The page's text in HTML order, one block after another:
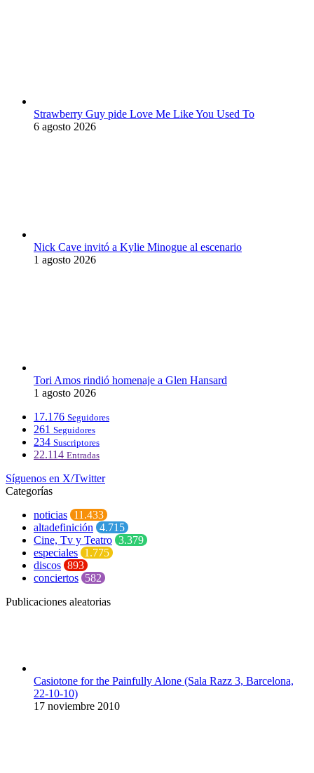
Strawberry Guy pide Love Me Like You Used To
6 agosto 2026
Nick Cave invitó a Kylie Minogue al escenario
1 agosto 2026
Tori Amos rindió homenaje a Glen Hansard
1 agosto 2026
17.176 Seguidores
261 Seguidores
234 Suscriptores
22.114 Entradas
Síguenos en X/Twitter
Categorías
noticias 11.433
altadefinición 4.715
Cine, Tv y Teatro 3.379
especiales 1.775
discos 893
conciertos 582
Publicaciones aleatorias
Casiotone for the Painfully Alone (Sala Razz 3, Barcelona,
22-10-10)
17 noviembre 2010